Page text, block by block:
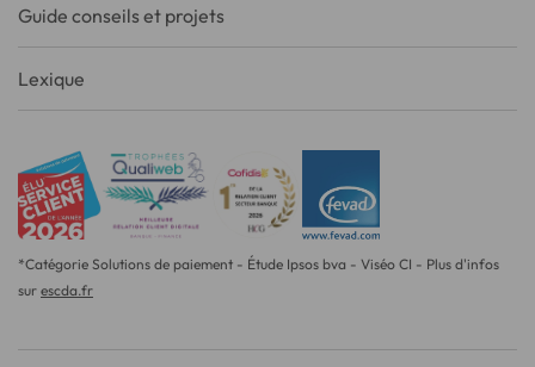
Guide conseils et projets
Lexique
*Catégorie Solutions de paiement - Étude Ipsos bva - Viséo CI - Plus d'infos
sur escda.fr